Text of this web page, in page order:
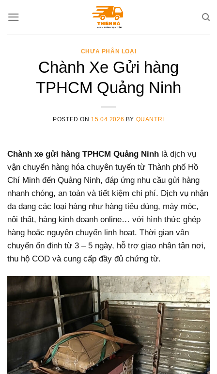
CHƯA PHÂN LOẠI
Chành Xe Gửi hàng
TPHCM Quảng Ninh
POSTED ON 15.04.2026 BY QUANTRI
Chành xe gửi hàng TPHCM Quảng Ninh là dịch vụ
vận chuyển hàng hóa chuyên tuyến từ Thành phố Hồ
Chí Minh đến Quảng Ninh, đáp ứng nhu cầu gửi hàng
nhanh chóng, an toàn và tiết kiệm chi phí. Dịch vụ nhận
đa dạng các loại hàng như hàng tiêu dùng, máy móc,
nội thất, hàng kinh doanh online… với hình thức ghép
hàng hoặc nguyên chuyến linh hoạt. Thời gian vận
chuyển ổn định từ 3 – 5 ngày, hỗ trợ giao nhận tận nơi,
thu hộ COD và cung cấp đầy đủ chứng từ.